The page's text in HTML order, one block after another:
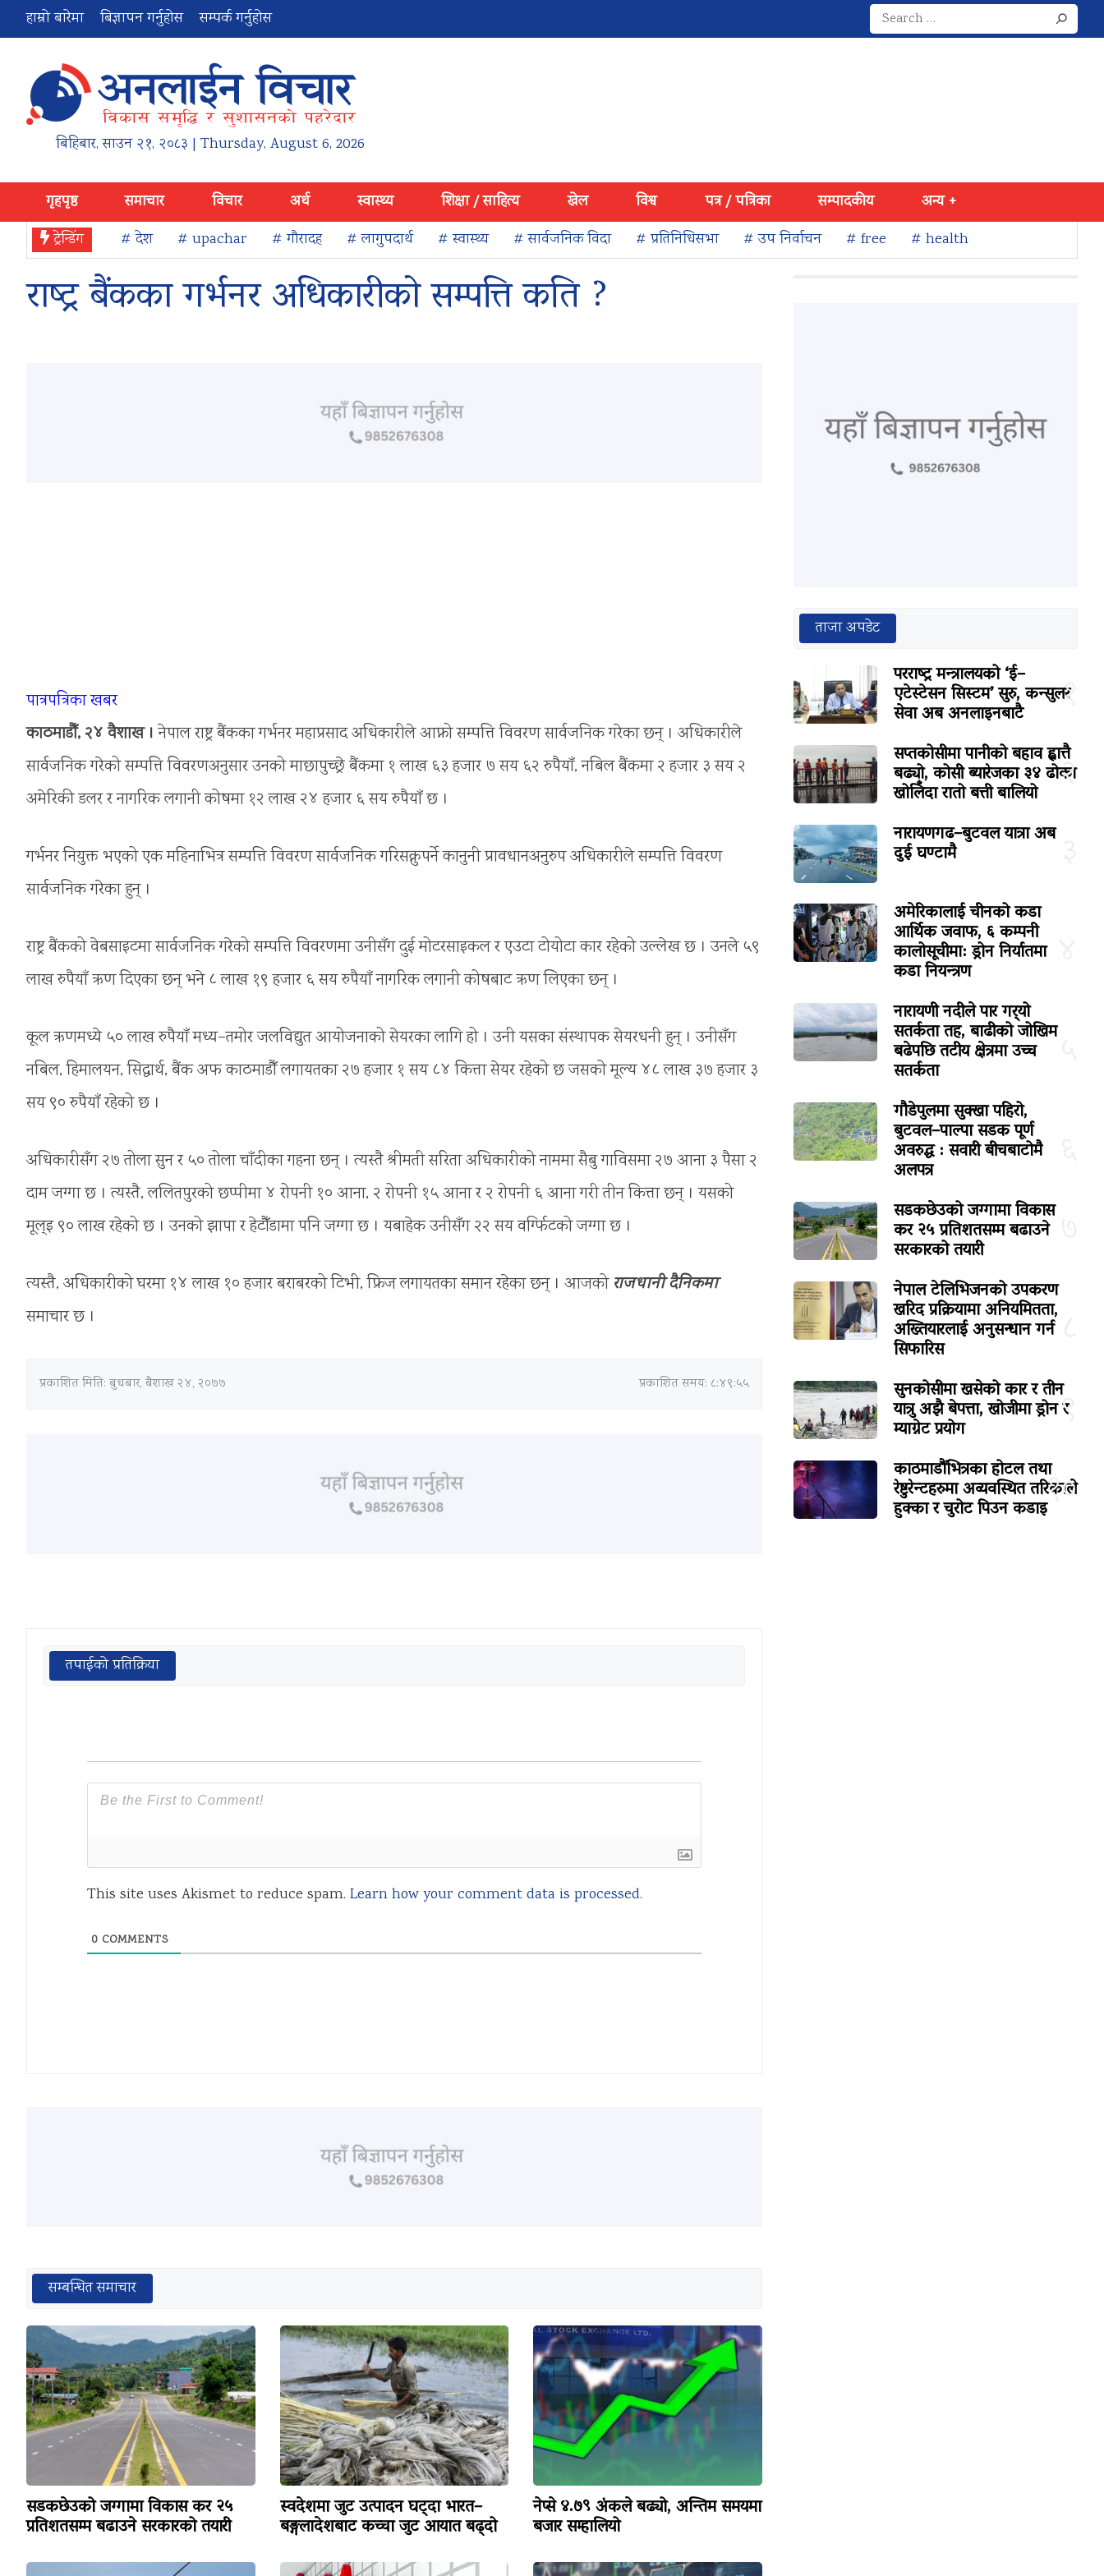
हाम्रो बारेमा बिज्ञापन गर्नुहोस सम्पर्क गर्नुहोस
Search
for:
बिहिबार,साउन २१, २०८३ | Thursday, August 6, 2026
गृहपृष्ठ समाचार विचार अर्थ स्वास्थ्य शिक्षा / साहित्य खेल विश्व पत्र / पत्रिका सम्पादकीय
अन्य +
ट्रेन्डिंग
# देश # upachar # गौरादह # लागुपदार्थ # स्वास्थ्य # सार्वजनिक विदा # प्रतिनिधिसभा # उप निर्वाचन # free # health
राष्ट्र बैंकका गर्भनर अधिकारीको सम्पत्ति कति ?
पात्रपत्रिका खबर
काठमाडौँ, २४ वैशाख । नेपाल राष्ट्र बैंकका गर्भनर महाप्रसाद अधिकारीले आफ्नो सम्पत्ति विवरण सार्वजनिक गरेका छन् । अधिकारीले
सार्वजनिक गरेको सम्पत्ति विवरणअनुसार उनको माछापुच्छ्रे बैंकमा १ लाख ६३ हजार ७ सय ६२ रुपैयाँ, नबिल बैंकमा २ हजार ३ सय २
अमेरिकी डलर र नागरिक लगानी कोषमा १२ लाख २४ हजार ६ सय रुपैयाँ छ ।
गर्भनर नियुक्त भएको एक महिनाभित्र सम्पत्ति विवरण सार्वजनिक गरिसक्नुपर्ने कानुनी प्रावधानअनुरुप अधिकारीले सम्पत्ति विवरण
सार्वजनिक गरेका हुन् ।
राष्ट्र बैंकको वेबसाइटमा सार्वजनिक गरेको सम्पत्ति विवरणमा उनीसँग दुई मोटरसाइकल र एउटा टोयोटा कार रहेको उल्लेख छ । उनले ५९
लाख रुपैयाँ ऋण दिएका छन् भने ८ लाख १९ हजार ६ सय रुपैयाँ नागरिक लगानी कोषबाट ऋण लिएका छन् ।
कूल ऋणमध्ये ५० लाख रुपैयाँ मध्य–तमोर जलविद्युत आयोजनाको सेयरका लागि हो । उनी यसका संस्थापक सेयरधनी हुन् । उनीसँग
नबिल, हिमालयन, सिद्धार्थ, बैंक अफ काठमाडौँ लगायतका २७ हजार १ सय ८४ कित्ता सेयर रहेको छ जसको मूल्य ४८ लाख ३७ हजार ३
सय ९० रुपैयाँ रहेको छ ।
अधिकारीसँग २७ तोला सुन र ५० तोला चाँदीका गहना छन् । त्यस्तै श्रीमती सरिता अधिकारीको नाममा सैबु गाविसमा २७ आना ३ पैसा २
दाम जग्गा छ । त्यस्तै, ललितपुरको छप्पीमा ४ रोपनी १० आना, २ रोपनी १५ आना र २ रोपनी ६ आना गरी तीन कित्ता छन् । यसको
मूल्इ ९० लाख रहेको छ । उनको झापा र हेटौँडामा पनि जग्गा छ । यबाहेक उनीसँग २२ सय वर्ग्फिटको जग्गा छ ।
त्यस्तै, अधिकारीको घरमा १४ लाख १० हजार बराबरको टिभी, फ्रिज लगायतका समान रहेका छन् । आजको राजधानी दैनिकमा
समाचार छ ।
प्रकाशित मिति: बुधबार, बैशाख २४, २०७७ प्रकाशित समय: ८:४९:५५
तपाईको प्रतिक्रिया
This site uses Akismet to reduce spam. Learn how your comment data is processed.
0 COMMENTS
सम्बन्धित समाचार
सडकछेउको जग्गामा विकास कर २५
प्रतिशतसम्म बढाउने सरकारको तयारी
स्वदेशमा जुट उत्पादन घट्दा भारत–
बङ्गलादेशबाट कच्चा जुट आयात बढ्दो
नेप्से ४.७९ अंकले बढ्यो, अन्तिम समयमा
बजार सम्हालियो
ताजा अपडेट
१
परराष्ट्र मन्त्रालयको ‘ई–
एटेस्टेसन सिस्टम’ सुरु, कन्सुलर
सेवा अब अनलाइनबाटै
२
सप्तकोसीमा पानीको बहाव ह्वात्तै
बढ्यो, कोसी ब्यारेजका ३४ ढोका
खोलिँदा रातो बत्ती बालियो
नारायणगढ–बुटवल यात्रा अब
दुई घण्टामै
अमेरिकालाई चीनको कडा
आर्थिक जवाफ, ६ कम्पनी
कालोसूचीमा: ड्रोन निर्यातमा
कडा नियन्त्रण
नारायणी नदीले पार गर्‍यो
सतर्कता तह, बाढीको जोखिम
बढेपछि तटीय क्षेत्रमा उच्च
सतर्कता
गौडेपुलमा सुक्खा पहिरो,
बुटवल–पाल्पा सडक पूर्ण
अवरुद्ध : सवारी बीचबाटोमै
अलपत्र
सडकछेउको जग्गामा विकास
कर २५ प्रतिशतसम्म बढाउने
सरकारको तयारी
नेपाल टेलिभिजनको उपकरण
खरिद प्रक्रियामा अनियमितता,
अख्तियारलाई अनुसन्धान गर्न
सिफारिस
९
सुनकोसीमा खसेको कार र तीन
यात्रु अझै बेपत्ता, खोजीमा ड्रोन र
म्याग्नेट प्रयोग
१०
काठमाडौंभित्रका होटल तथा
रेष्टुरेन्टहरुमा अव्यवस्थित तरिकाले
हुक्का र चुरोट पिउन कडाइ